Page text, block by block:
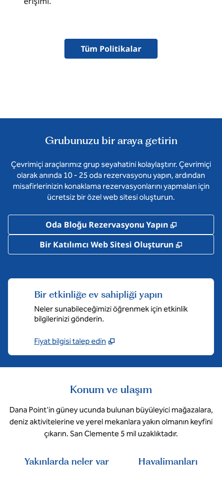
Tüm Politikalar
Grubunuzu bir araya getirin
Çevrimiçi araçlarımız grup seyahatini kolaylaştırır. Çevrimiçi
olarak anında 10 - 25 oda rezervasyonu yapın, ardından
misafirlerinizin konaklama rezervasyonlarını yapmaları için
ücretsiz bir özel web sitesi oluşturun.
Oda Bloğu Rezervasyonu Yapın ,
Bir Katılımcı Web Sitesi Oluşturun
,
Bir etkinliğe ev sahipliği yapın
Neler sunabileceğimizi öğrenmek için etkinlik
bilgilerinizi gönderin.
Fiyat bilgisi talep edin
Konum ve ulaşım
Dana Point'in güney ucunda bulunan büyüleyici mağazalara,
deniz aktivitelerine ve yerel mekanlara yakın olmanın keyfini
çıkarın. San Clemente 5 mil uzaklıktadır.
Yakınlarda neler var Havalimanları